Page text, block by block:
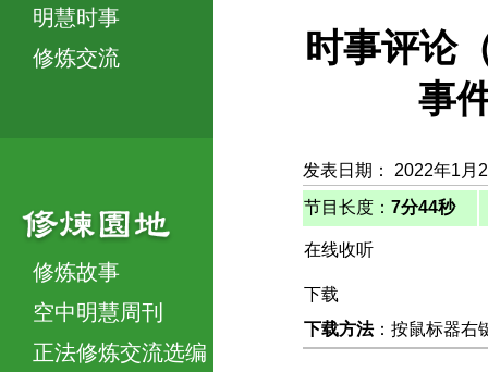
明慧时事
修炼交流
修炼故事
空中明慧周刊
正法修炼交流选编
时事评论
事
发表日期： 2022年1月
节目长度： 7分44秒
在线收听
下载
下载方法：按鼠标器右